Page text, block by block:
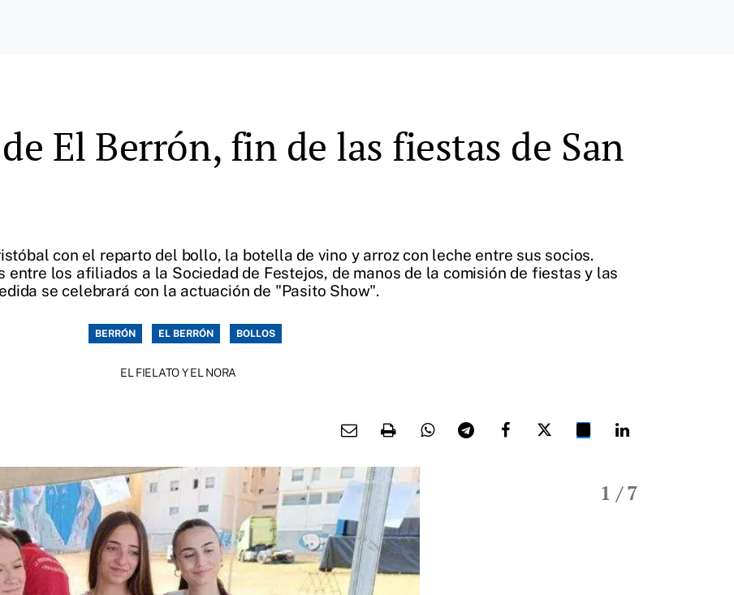
El Berrón, fin de las fiestas de San
con el reparto del bollo, la botella de vino y arroz con leche entre sus socios.
entre los afiliados a la Sociedad de Festejos, de manos de la comisión de fiestas y las
se celebrará con la actuación de "Pasito Show".
BERRÓN EL BERRÓN BOLLOS
EL FIELATO Y EL NORA
1 / 7